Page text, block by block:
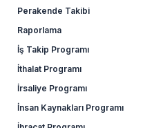
Perakende Takibi
Raporlama
İş Takip Programı
İthalat Programı
İrsaliye Programı
İnsan Kaynakları Programı